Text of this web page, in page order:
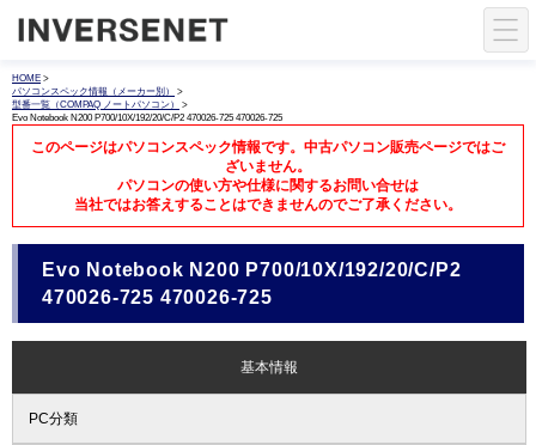
HOME >
パソコンスペック情報（メーカー別）
>
型番一覧（COMPAQ ノートパソコン）
>
Evo Notebook N200 P700/10X/192/20/C/P2 470026-725 470026-725
このページはパソコンスペック情報です。中古パソコン販売ページではご
ざいません。
パソコンの使い方や仕様に関するお問い合せは
当社ではお答えすることはできませんのでご了承ください。
Evo Notebook N200 P700/10X/192/20/C/P2
470026-725 470026-725
基本情報
PC分類